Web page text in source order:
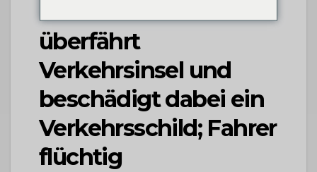
POL-PDTR: Pkw
überfährt
Verkehrsinsel und
beschädigt dabei ein
Verkehrsschild; Fahrer
flüchtig